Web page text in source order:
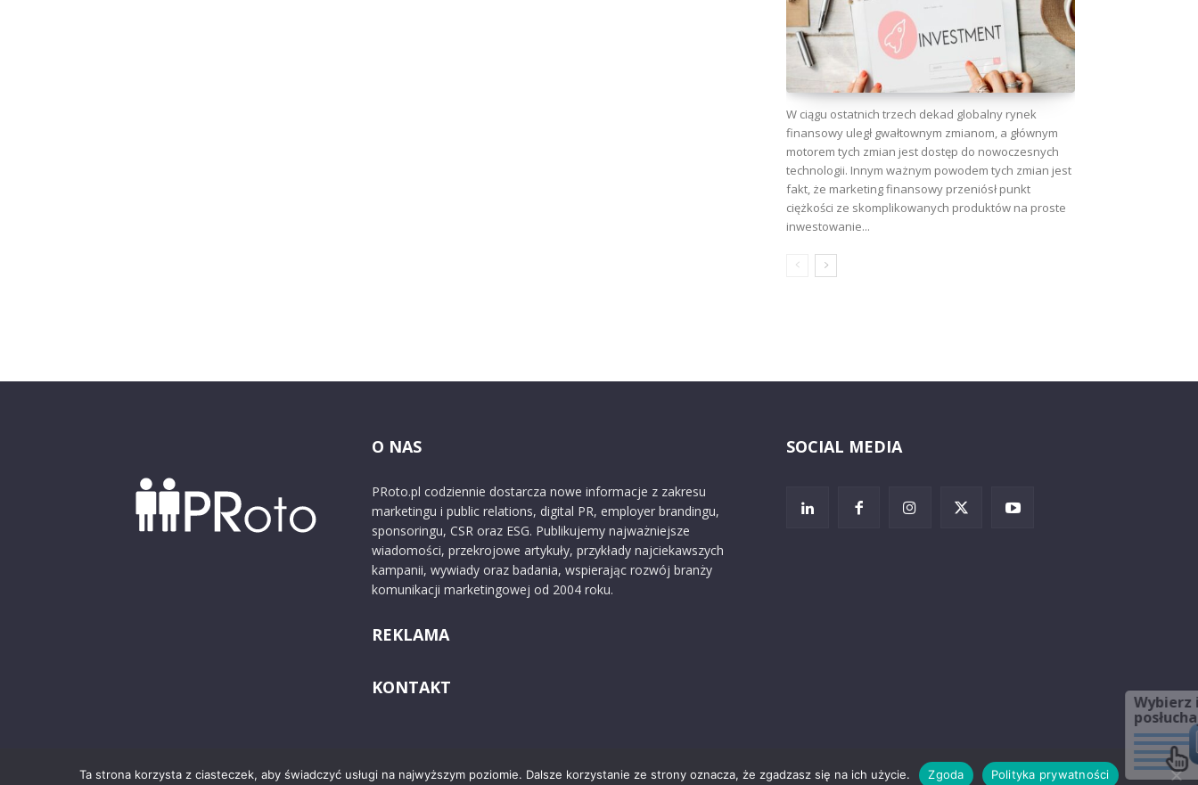
W ciągu ostatnich trzech dekad globalny rynek
finansowy uległ gwałtownym zmianom, a głównym
motorem tych zmian jest dostęp do nowoczesnych
technologii. Innym ważnym powodem tych zmian jest
fakt, że marketing finansowy przeniósł punkt
ciężkości ze skomplikowanych produktów na proste
inwestowanie...
O NAS
PRoto.pl codziennie dostarcza nowe informacje z zakresu
marketingu i public relations, digital PR, employer brandingu,
sponsoringu, CSR oraz ESG. Publikujemy najważniejsze
wiadomości, przekrojowe artykuły, przykłady najciekawszych
kampanii, wywiady oraz badania, wspierając rozwój branży
komunikacji marketingowej od 2004 roku.
REKLAMA
KONTAKT
SOCIAL MEDIA
Ta strona korzysta z ciasteczek, aby świadczyć usługi na najwyższym poziomie. Dalsze korzystanie ze strony oznacza, że zgadzasz się na ich użycie. Zgoda Polityka prywatności
Wybierz i
posłuchaj